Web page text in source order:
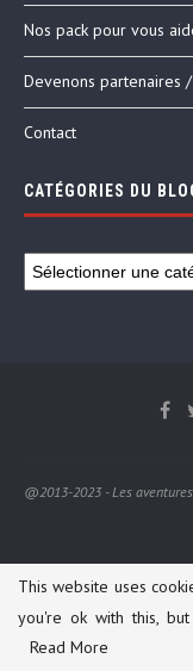
Nos pack pour vous
Devenons partenaires
Contact
CATÉGORIES DU
@2013-2023 - Les
This website uses
you're ok with this,
Read More